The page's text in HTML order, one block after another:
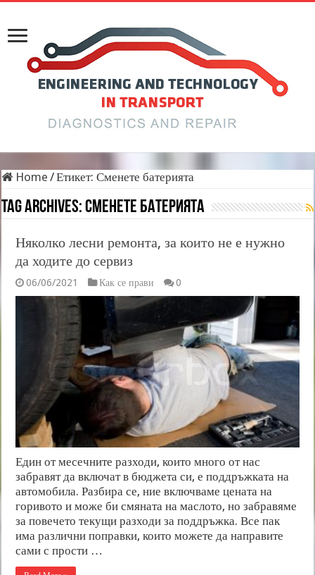
Home /Етикет:Сменете батерията
Tag Archives:Сменете батерията
Няколко лесни ремонта, за които не е нужно
да ходите до сервиз
06/06/2021 Как се прави 0
Един от месечните разходи, които много от нас
забравят да включат в бюджета си, е поддръжката на
автомобила. Разбира се, ние включваме цената на
горивото и може би смяната на маслото, но забравяме
за повечето текущи разходи за поддръжка. Все пак
има различни поправки, които можете да направите
сами с прости …